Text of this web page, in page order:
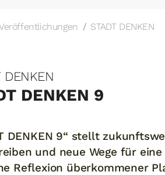
STADT DENKEN
DENKEN
DENKEN 9
DENKEN 9“ stellt
und neue Wege für
Reflexion überkommener